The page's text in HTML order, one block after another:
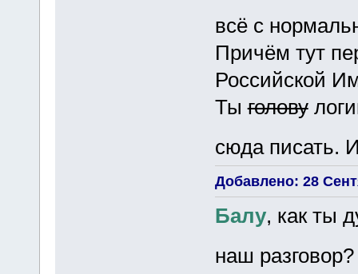
всё с
Причём тут
Российской
Тыголову
сюда писать.
Добавлено: 28
Балу, как ты
наш